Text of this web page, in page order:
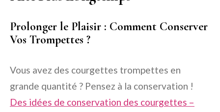
Prolonger le Plaisir : Comment Conserver
Vos Trompettes ?
Vous avez des courgettes trompettes en
grande quantité ? Pensez à la conservation !
Des idées de conservation des courgettes –